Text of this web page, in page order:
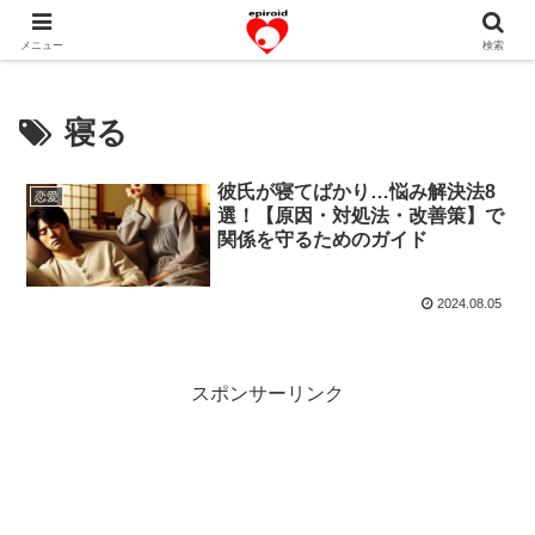
恋愛共感エピソード。あなたのストーリーを変えていく！。
寝る
恋愛
彼氏が寝てばかり…悩み解決法8
選！【原因・対処法・改善策】で
関係を守るためのガイド
2024.08.05
スポンサーリンク
メニュー 検索